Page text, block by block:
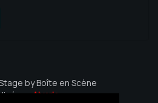
by Boîte en Scène
parAlvaria